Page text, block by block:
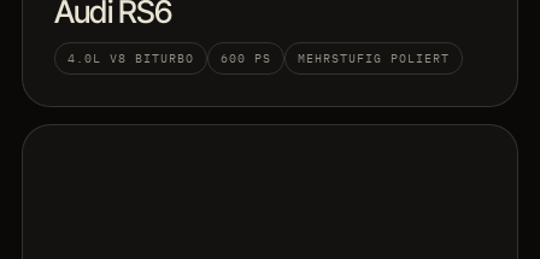
Audi RS6
4.0L V8 BITURBO 600 PS MEHRSTUFIG POLIERT